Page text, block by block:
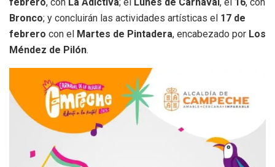
Bronco; y concluirán las actividades artísticas el 17 de
febrero con el Martes de Pintadera, encabezado por Los
Méndez de Pilón.